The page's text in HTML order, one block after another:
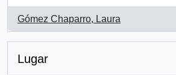
Gómez Chaparro, Laura
, 1 resultados
Lugar